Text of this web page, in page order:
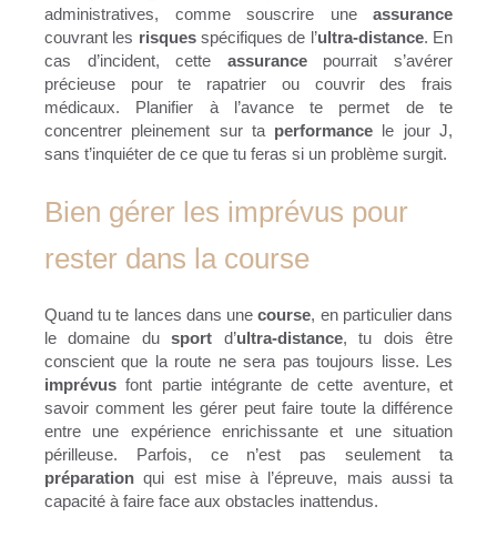
administratives, comme souscrire une assurance
couvrant les risquesspécifiques de l’ultra-distance. En
cas d’incident, cette assurancepourrait s’avérer
précieuse pour te rapatrier ou couvrir des frais
médicaux. Planifier à l’avance te permet de te
concentrer pleinement sur ta performance le jour J,
sans t’inquiéter de ce que tu feras si un problème surgit.
Bien gérer les imprévus pour
rester dans la course
Quand tu te lances dans unecourse, en particulier dans
le domaine dusport d’ultra-distance, tu dois être
conscient que la route ne sera pas toujours lisse. Les
imprévus font partie intégrante de cette aventure, et
savoir comment les gérer peut faire toute la différence
entre une expérience enrichissante et une situation
périlleuse. Parfois, ce n’est pas seulement ta
préparationqui est mise à l’épreuve, mais aussi ta
capacité à faire face aux obstacles inattendus.